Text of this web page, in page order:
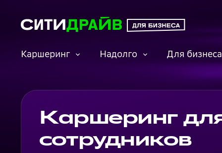
Каршеринг Надолго Для бизнеса
О каршеринге Машины
Забронировать
авто онлайн
Условия
Преимущества Долгая аренда
Карьера
Миссия и ценности
Курс «Автослесарь»
Контакты
Каршеринг
сотрудников